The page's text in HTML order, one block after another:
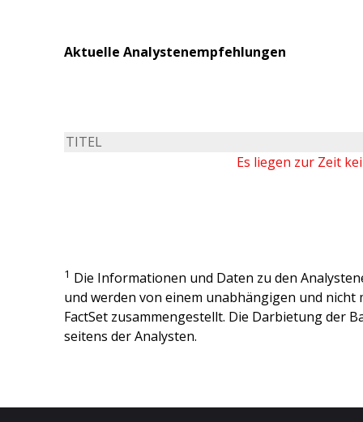
Aktuelle Analystenempfehlungen
TITEL
Es liegen zur Zeit
1 Die Informationen und Daten zu den
und werden von einem unabhängigen und nicht
FactSet zusammengestellt. Die Darbietung der
seitens der Analysten.